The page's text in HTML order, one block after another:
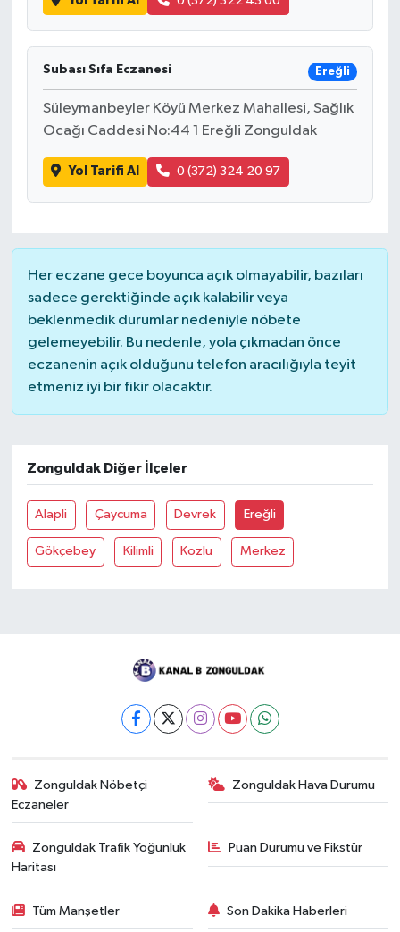
Subası Sıfa Eczanesi Ereğli
Süleymanbeyler Köyü Merkez Mahallesi, Sağlık
Ocağı Caddesi No:44 1 Ereğli Zonguldak
Yol Tarifi Al 0 (372) 324 20 97
Her eczane gece boyunca açık olmayabilir, bazıları
sadece gerektiğinde açık kalabilir veya
beklenmedik durumlar nedeniyle nöbete
gelemeyebilir. Bu nedenle, yola çıkmadan önce
eczanenin açık olduğunu telefon aracılığıyla teyit
etmeniz iyi bir fikir olacaktır.
Zonguldak Diğer İlçeler
Alapli Çaycuma Devrek Ereğli
Gökçebey Kilimli Kozlu Merkez
Zonguldak Nöbetçi
Eczaneler
Zonguldak Hava Durumu
Zonguldak Trafik Yoğunluk
Haritası
Puan Durumu ve Fikstür
Tüm Manşetler Son Dakika Haberleri